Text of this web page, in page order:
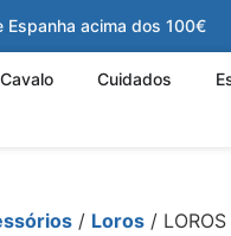
Espanha acima dos 100€
Cavalo Cuidados
/ Loros /